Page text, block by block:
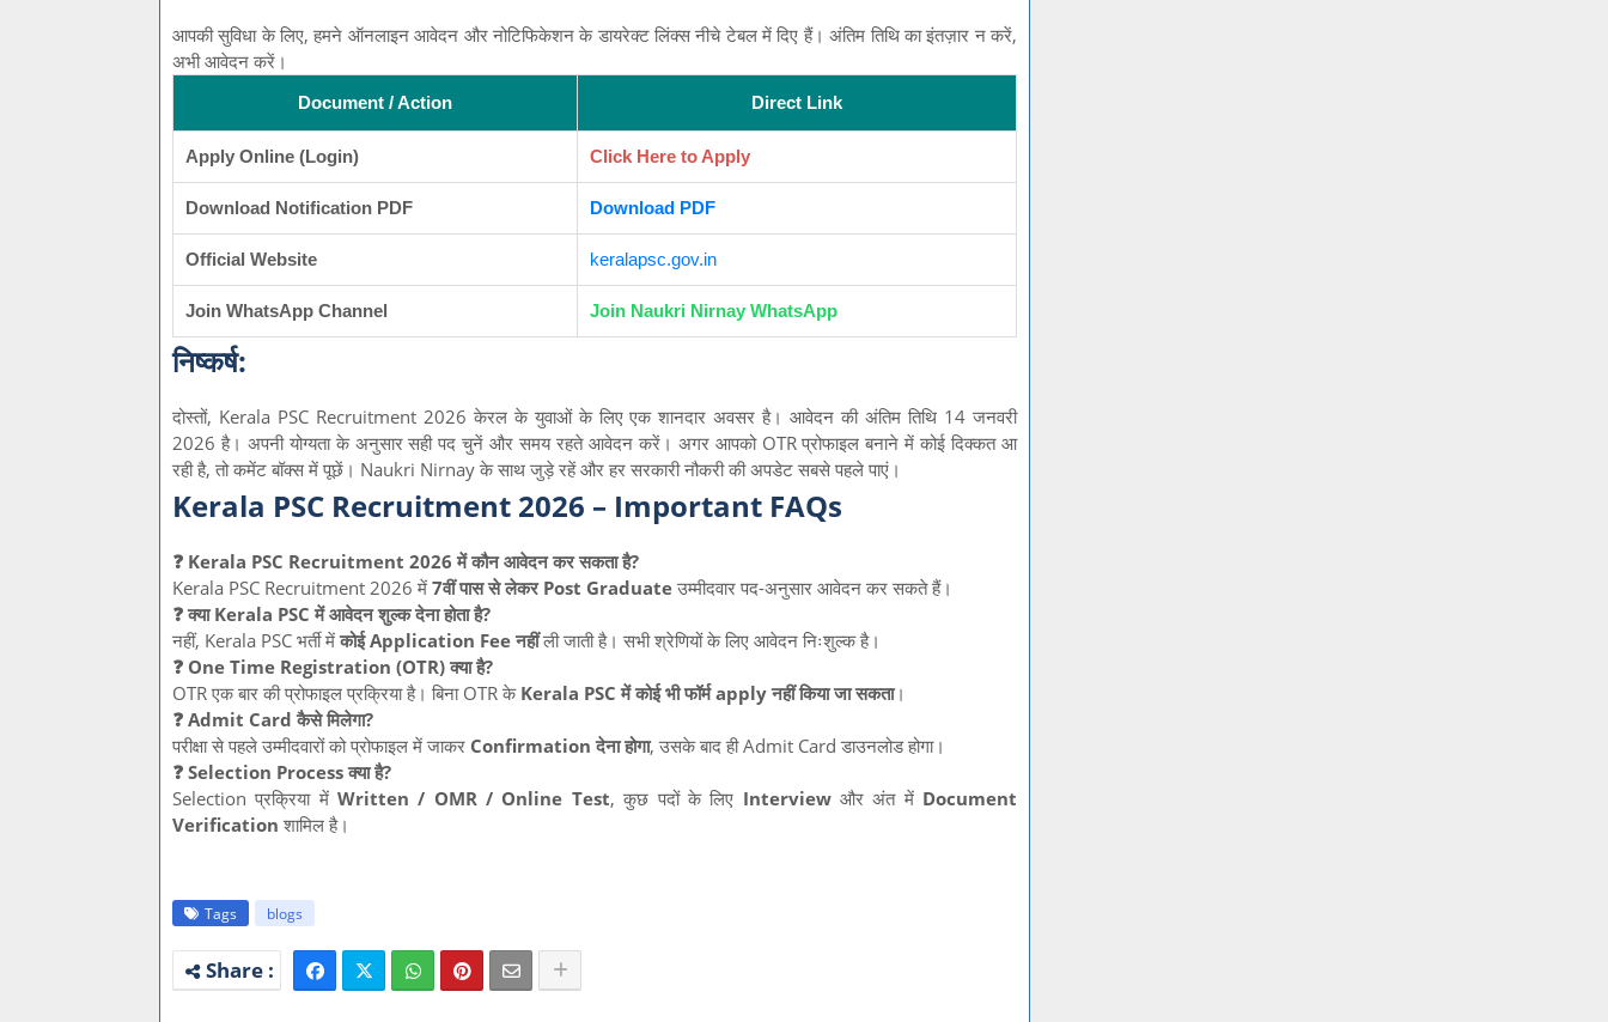
आपकी सुविधा के लिए, हमने ऑनलाइन आवेदन और नोटिफिकेशन के डायरेक्ट लिंक्स नीचे टेबल में दिए हैं। अंतिम तिथि का इंतज़ार न करें,
अभी आवेदन करें।
Document / Action Direct Link
Apply Online (Login) Click Here to Apply
Download Notification PDF Download PDF
Official Website keralapsc.gov.in
Join WhatsApp Channel Join Naukri Nirnay WhatsApp
निष्कर्ष:
दोस्तों, Kerala PSC Recruitment 2026 केरल के युवाओं के लिए एक शानदार अवसर है। आवेदन की अंतिम तिथि 14 जनवरी
2026 है। अपनी योग्यता के अनुसार सही पद चुनें और समय रहते आवेदन करें। अगर आपको OTR प्रोफाइल बनाने में कोई दिक्कत आ
रही है, तो कमेंट बॉक्स में पूछें। Naukri Nirnay के साथ जुड़े रहें और हर सरकारी नौकरी की अपडेट सबसे पहले पाएं।
Kerala PSC Recruitment 2026 – Important FAQs
❓ Kerala PSC Recruitment 2026 में कौन आवेदन कर सकता है?
Kerala PSC Recruitment 2026 में 7वीं पास से लेकर Post Graduate उम्मीदवार पद-अनुसार आवेदन कर सकते हैं।
❓ क्या Kerala PSC में आवेदन शुल्क देना होता है?
नहीं, Kerala PSC भर्ती में कोई Application Fee नहींली जाती है। सभी श्रेणियों के लिए आवेदन निःशुल्क है।
❓ One Time Registration (OTR) क्या है?
OTR एक बार की प्रोफाइल प्रक्रिया है। बिना OTR के Kerala PSC में कोई भी फॉर्म apply नहीं किया जा सकता।
❓ Admit Card कैसे मिलेगा?
परीक्षा से पहले उम्मीदवारों को प्रोफाइल में जाकर Confirmation देना होगा, उसके बाद ही Admit Card डाउनलोड होगा।
❓ Selection Process क्या है?
Selection प्रक्रिया मेंWritten / OMR / Online Test, कुछ पदों के लिए Interviewऔर अंत में Document
Verification शामिल है।
Tags blogs